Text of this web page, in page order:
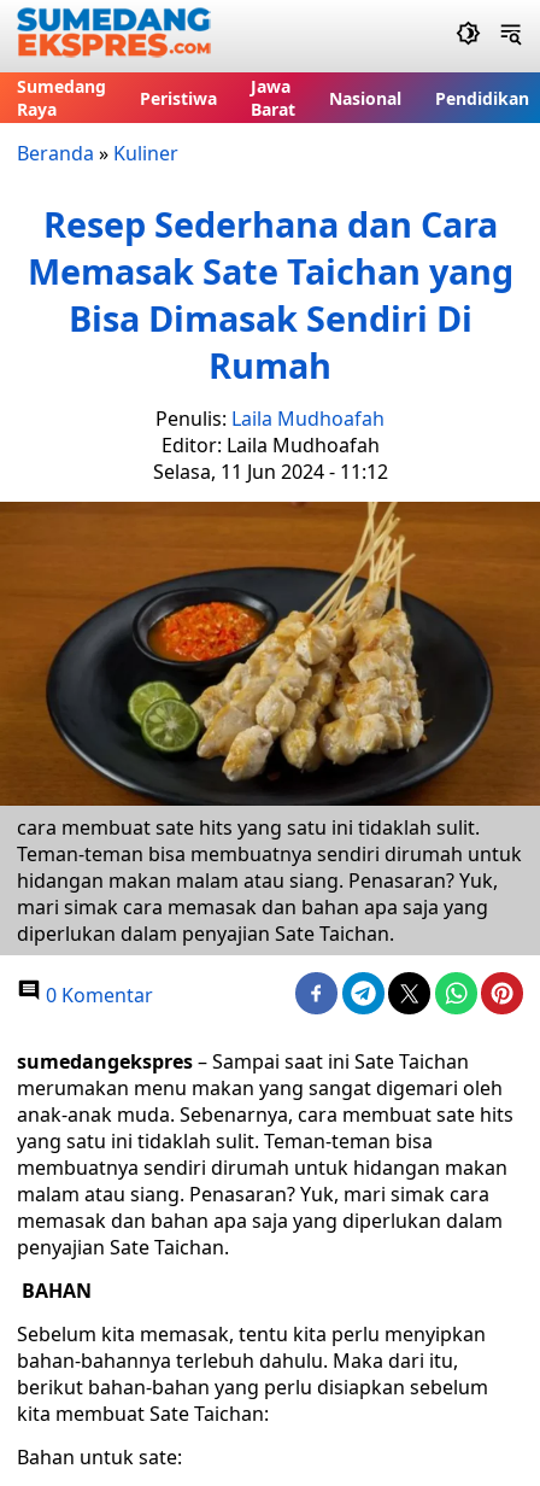
Sumedang
Raya
Peristiwa
Jawa
Barat
Nasional Pendidikan
Beranda » Kuliner
Resep Sederhana dan Cara
Memasak Sate Taichan yang
Bisa Dimasak Sendiri Di
Rumah
Penulis: Laila Mudhoafah
Editor: Laila Mudhoafah
Selasa, 11 Jun 2024 - 11:12
cara membuat sate hits yang satu ini tidaklah sulit.
Teman-teman bisa membuatnya sendiri dirumah untuk
hidangan makan malam atau siang. Penasaran? Yuk,
mari simak cara memasak dan bahan apa saja yang
diperlukan dalam penyajian Sate Taichan.
0 Komentar
sumedangekspres– Sampai saat ini Sate Taichan
merumakan menu makan yang sangat digemari oleh
anak-anak muda. Sebenarnya, cara membuat sate hits
yang satu ini tidaklah sulit. Teman-teman bisa
membuatnya sendiri dirumah untuk hidangan makan
malam atau siang. Penasaran? Yuk, mari simak cara
memasak dan bahan apa saja yang diperlukan dalam
penyajian Sate Taichan.
BAHAN
Sebelum kita memasak, tentu kita perlu menyipkan
bahan-bahannya terlebuh dahulu. Maka dari itu,
berikut bahan-bahan yang perlu disiapkan sebelum
kita membuat Sate Taichan:
Bahan untuk sate: